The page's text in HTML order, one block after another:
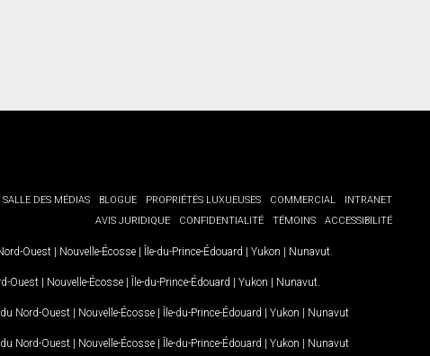
SALLE DES MÉDIAS BLOGUE PROPRIÉTÉS LUXUEUSES COMMERCIAL
INTRANET
AVIS JURIDIQUE
CONFIDENTIALITÉ TÉMOINS ACCESSIBILITÉ
Ouest | Nouvelle-Écosse | Île-du-Prince-Édouard | Yukon | Nunavut
Ouest | Nouvelle-Écosse | Île-du-Prince-Édouard | Yukon | Nunavut
Nord-Ouest | Nouvelle-Écosse | Île-du-Prince-Édouard | Yukon | Nunavut
Nord-Ouest | Nouvelle-Écosse | Île-du-Prince-Édouard | Yukon | Nunavut